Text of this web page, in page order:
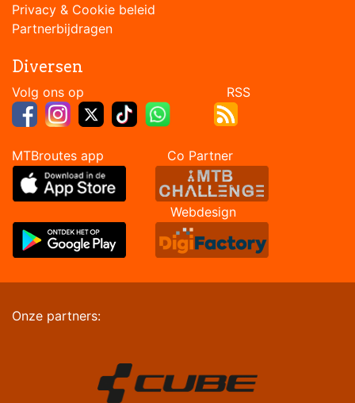
Privacy & Cookie beleid
Partnerbijdragen
Diversen
Volg ons op RSS
MTBroutes app Co Partner
Webdesign
Onze partners: